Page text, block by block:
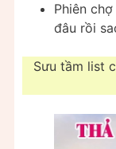
Phiên
đâu rồi
Sưu tầm list